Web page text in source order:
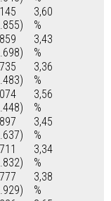
3,60
%
3,43
%
3,36
%
3,56
%
3,45
%
3,34
%
3,38
%